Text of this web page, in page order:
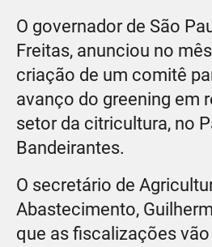
O governador de São
Freitas, anunciou no
criação de um comitê
avanço do greening em
setor da citricultura, no
Bandeirantes.
O secretário de
Abastecimento,
que as fiscalizações